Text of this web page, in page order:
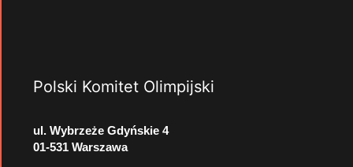
Polski Komitet Olimpijski
ul. Wybrzeże Gdyńskie 4
01-531 Warszawa